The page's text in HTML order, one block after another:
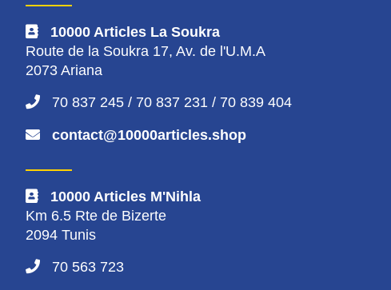
10000 Articles La Soukra
Route de la Soukra 17, Av. de l'U.M.A
2073 Ariana
70 837 245 / 70 837 231 / 70 839 404
contact@10000articles.shop
10000 Articles M'Nihla
Km 6.5 Rte de Bizerte
2094 Tunis
70 563 723